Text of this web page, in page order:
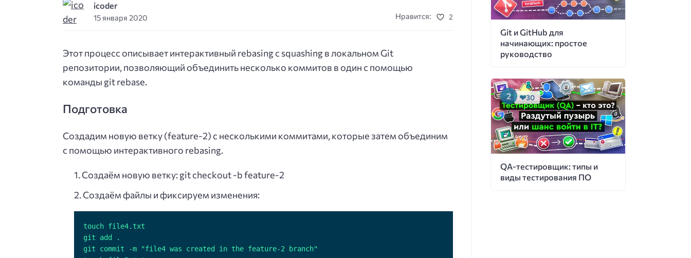
icoder
15 января 2020 Нравится: 2
Этот процесс описывает интерактивный rebasing с squashing в локальном Git
репозитории, позволяющий объединить несколько коммитов в один с помощью
команды git rebase.
Подготовка
Создадим новую ветку (feature-2) с несколькими коммитами, которые затем объединим
с помощью интерактивного rebasing.
Создаём новую ветку: git checkout -b feature-2
Создаём файлы и фиксируем изменения:
Git и GitHub для
начинающих: простое
руководство
QA-тестировщик: типы и
виды тестирования ПО
30